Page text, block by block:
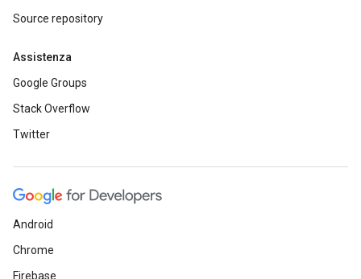
Source repository
Assistenza
Google Groups
Stack Overflow
Twitter
Android
Chrome
Firebase